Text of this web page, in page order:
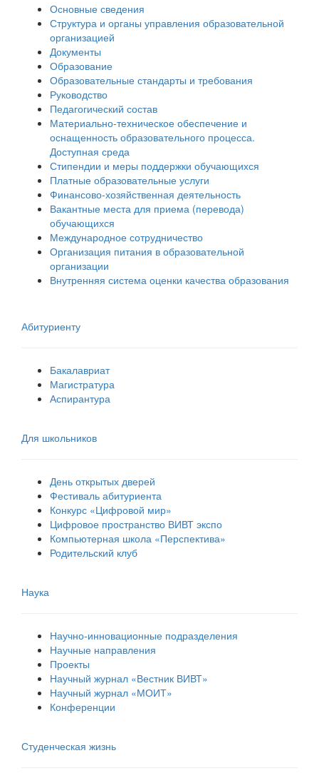
Основные сведения
Структура и органы управления образовательной
организацией
Документы
Образование
Образовательные стандарты и требования
Руководство
Педагогический состав
Материально-техническое обеспечение и
оснащенность образовательного процесса.
Доступная среда
Стипендии и меры поддержки обучающихся
Платные образовательные услуги
Финансово-хозяйственная деятельность
Вакантные места для приема (перевода)
обучающихся
Международное сотрудничество
Организация питания в образовательной
организации
Внутренняя система оценки качества образования
Абитуриенту
Бакалавриат
Магистратура
Аспирантура
Для школьников
День открытых дверей
Фестиваль абитуриента
Конкурс «Цифровой мир»
Цифровое пространство ВИВТ экспо
Компьютерная школа «Перспектива»
Родительский клуб
Наука
Научно-инновационные подразделения
Научные направления
Проекты
Научный журнал «Вестник ВИВТ»
Научный журнал «МОИТ»
Конференции
Студенческая жизнь